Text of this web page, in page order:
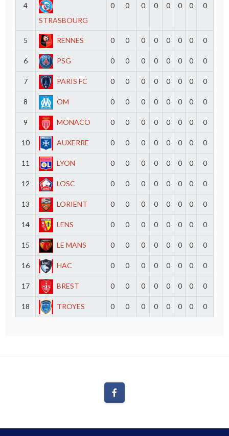
4
STRASBOURG
0 0 0 0 0 0 0 0
5 RENNES 0 0 0 0 0 0 0 0
6 PSG 0 0 0 0 0 0 0 0
7 PARIS FC 0 0 0 0 0 0 0 0
8 OM 0 0 0 0 0 0 0 0
9 MONACO 0 0 0 0 0 0 0 0
10 AUXERRE 0 0 0 0 0 0 0 0
11 LYON 0 0 0 0 0 0 0 0
12 LOSC 0 0 0 0 0 0 0 0
13 LORIENT 0 0 0 0 0 0 0 0
14 LENS 0 0 0 0 0 0 0 0
15 LE MANS 0 0 0 0 0 0 0 0
16 HAC 0 0 0 0 0 0 0 0
17 BREST 0 0 0 0 0 0 0 0
18 TROYES 0 0 0 0 0 0 0 0